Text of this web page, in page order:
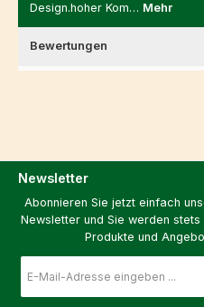
Design.hoher Kom… Mehr
Bewertungen
Newsletter
Abonnieren Sie jetzt einfach
Newsletter und Sie werden
Produkte und
Mail-
Adresse